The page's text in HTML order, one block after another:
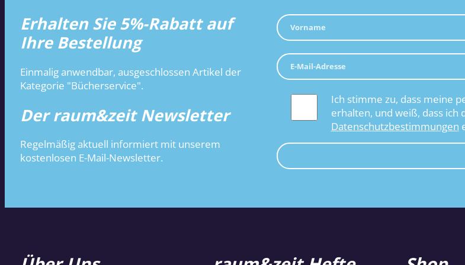
Erhalten Sie 5%-Rabatt auf
Ihre Bestellung
Einmalig anwendbar, ausgeschlossen Artikel der
Kategorie "Bücherservice".
Der raum&zeit Newsletter
Regelmäßig aktuell informiert mit unserem
kostenlosen E-Mail-Newsletter.
Ich stimme zu, dass meine
erhalten, und weiß, dass
Datenschutzbestimmungen